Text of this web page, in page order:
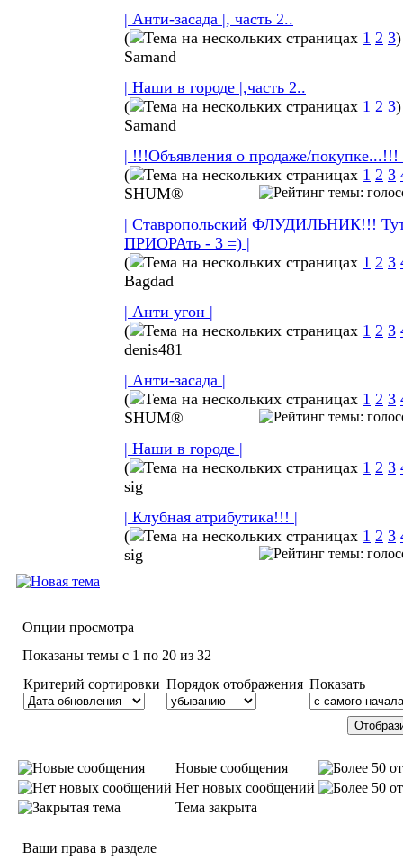
| Анти-засада |, часть 2..
(
1 2 3)
Samand
| Наши в городе |,часть 2..
(
1 2 3)
Samand
| !!!Объявления о продаже/покупке...!!!
(
1 2 3
SHUM®
| Ставропольский ФЛУДИЛЬНИК!!!
ПРИОРАть - 3 =) |
(
1 2 3
Bagdad
| Анти угон |
(
1 2 3
denis481
| Анти-засада |
(
1 2 3
SHUM®
| Наши в городе |
(
1 2 3
sig
| Клубная атрибутика!!! |
(
1 2 3
sig
Опции просмотра
Показаны темы с 1 по 20 из 32
Критерий сортировки Порядок отображения Показать
Новые сообщения
Нет новых сообщений
Тема закрыта
Ваши права в разделе